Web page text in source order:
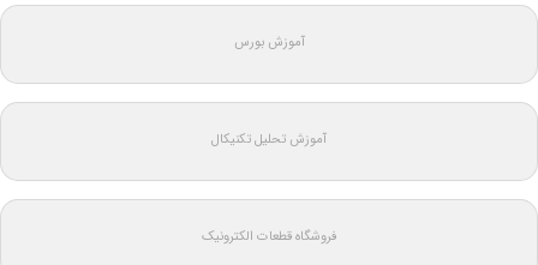
آموزش بورس
آموزش تحلیل تکنیکال
فروشگاه قطعات الکترونیک